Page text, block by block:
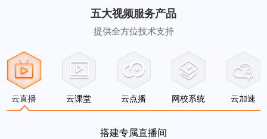
五大视频服务产品
提供全方位技术支持
云直播 云课堂 云点播 网校系统 云加速
搭建专属直播间